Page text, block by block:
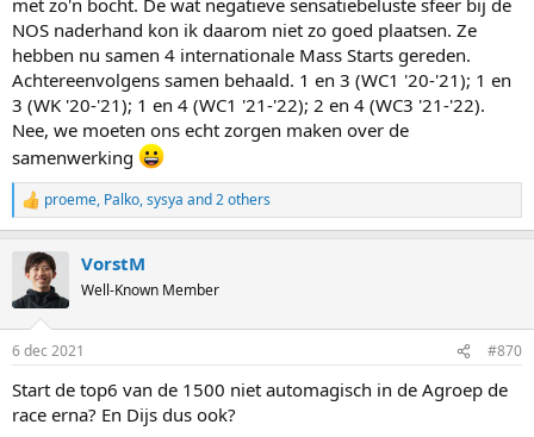
NOS naderhand kon ik daarom niet zo goed plaatsen. Ze
hebben nu samen 4 internationale Mass Starts gereden.
Achtereenvolgens samen behaald. 1 en 3 (WC1 '20-'21); 1 en
3 (WK '20-'21); 1 en 4 (WC1 '21-'22); 2 en 4 (WC3 '21-'22).
Nee, we moeten ons echt zorgen maken over de
samenwerking
R
e
c
t
i
s
proeme, Palko,sysya and 2 others
VorstM
Well-Known Member
6 dec 2021 #870
Start de top6 van de 1500 niet automagisch in de Agroep de
race erna? En Dijs dus ook?